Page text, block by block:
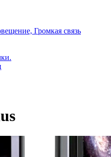
Громкая связь